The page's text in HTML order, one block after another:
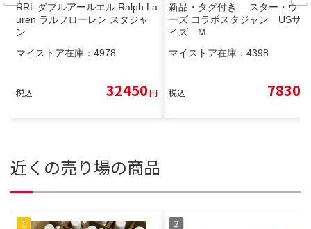
RRL ダブルアールエル Ralph La
uren ラルフローレン スタジャ
ン
マイストア在庫： 4978
税込 32450円
新品・タグ付き スター・ウォ
ーズ コラボスタジャン USサ
イズ M
マイストア在庫： 4398
税込 7830
近くの売り場の商品